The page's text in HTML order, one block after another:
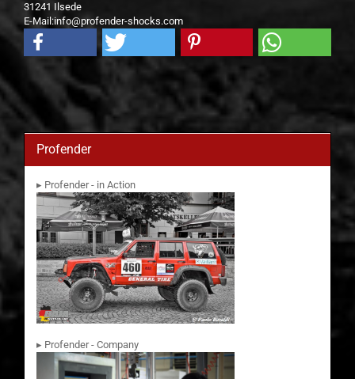
31241 Ilsede
E-Mail:info@profender-shocks.com
Profender
▸ Profender - in Action
▸ Profender - Company